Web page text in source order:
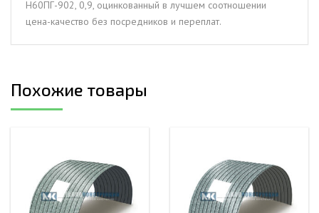
Н60ПГ-902, 0,9, оцинкованный в лучшем соотношении
цена-качество без посредников и переплат.
Похожие товары